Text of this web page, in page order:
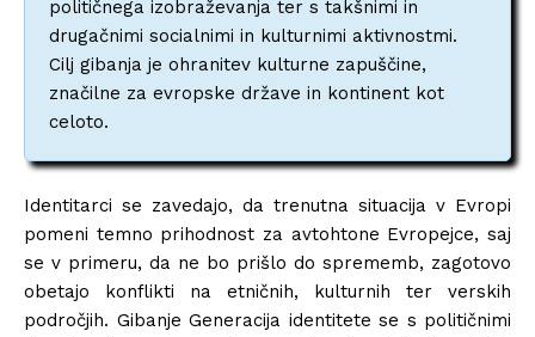
političnega izobraževanja ter s takšnimi in
drugačnimi socialnimi in kulturnimi aktivnostmi.
Cilj gibanja je ohranitev kulturne zapuščine,
značilne za evropske države in kontinent kot
celoto.
Identitarci se zavedajo, da trenutna situacija v Evropi
pomeni temno prihodnost za avtohtone Evropejce, saj
se v primeru, da ne bo prišlo do sprememb, zagotovo
obetajo konflikti na etničnih, kulturnih ter verskih
področjih. Gibanje Generacija identitete se s političnimi